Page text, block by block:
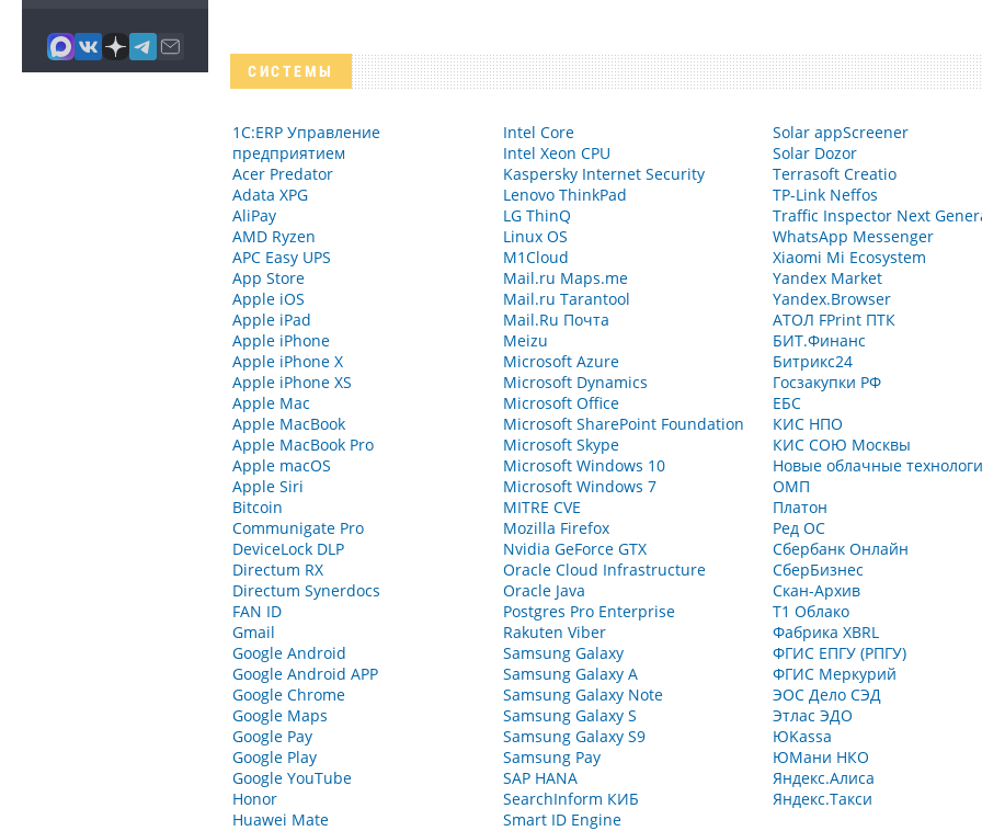
СИСТЕМЫ
1С:ERP Управление
предприятием
Acer Predator
Adata XPG
AliPay
AMD Ryzen
APC Easy UPS
App Store
Apple iOS
Apple iPad
Apple iPhone
Apple iPhone X
Apple iPhone XS
Apple Mac
Apple MacBook
Apple MacBook Pro
Apple macOS
Apple Siri
Bitcoin
Communigate Pro
DeviceLock DLP
Directum RX
Directum Synerdocs
FAN ID
Gmail
Google Android
Google Android APP
Google Chrome
Google Maps
Google Pay
Google Play
Google YouTube
Honor
Huawei Mate
Intel Core
Intel Xeon CPU
Kaspersky Internet Security
Lenovo ThinkPad
LG ThinQ
Linux OS
M1Cloud
Mail.ru Maps.me
Mail.ru Tarantool
Mail.Ru Почта
Meizu
Microsoft Azure
Microsoft Dynamics
Microsoft Office
Microsoft SharePoint Foundation
Microsoft Skype
Microsoft Windows 10
Microsoft Windows 7
MITRE CVE
Mozilla Firefox
Nvidia GeForce GTX
Oracle Cloud Infrastructure
Oracle Java
Postgres Pro Enterprise
Rakuten Viber
Samsung Galaxy
Samsung Galaxy A
Samsung Galaxy Note
Samsung Galaxy S
Samsung Galaxy S9
Samsung Pay
SAP HANA
SearchInform КИБ
Smart ID Engine
Solar appScreener
Solar Dozor
Terrasoft Creatio
TP-Link Neffos
Traffic Inspector Next
WhatsApp Messenger
Xiaomi Mi Ecosystem
Yandex Market
Yandex.Browser
АТОЛ FPrint ПТК
БИТ.Финанс
Битрикс24
Госзакупки РФ
ЕБС
КИС НПО
КИС СОЮ Москвы
Новые облачные
ОМП
Платон
Ред ОС
Сбербанк Онлайн
СберБизнес
Скан-Архив
Т1 Облако
Фабрика XBRL
ФГИС ЕПГУ (РПГУ)
ФГИС Меркурий
ЭОС Дело СЭД
Этлас ЭДО
ЮKassa
ЮМани НКО
Яндекс.Алиса
Яндекс.Такси